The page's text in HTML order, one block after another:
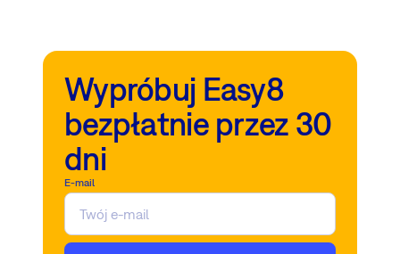
Wypróbuj Easy8
bezpłatnie przez 30
dni
E-mail